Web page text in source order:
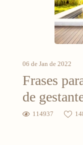
06 de Jan de 2022
Frases
de
114937